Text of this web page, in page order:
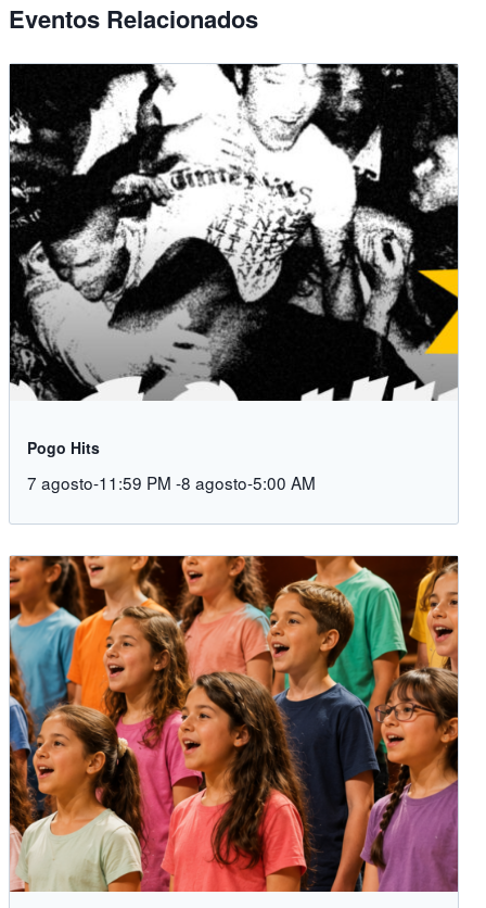
Eventos Relacionados
Pogo Hits
7 agosto-11:59 PM -8 agosto-5:00 AM